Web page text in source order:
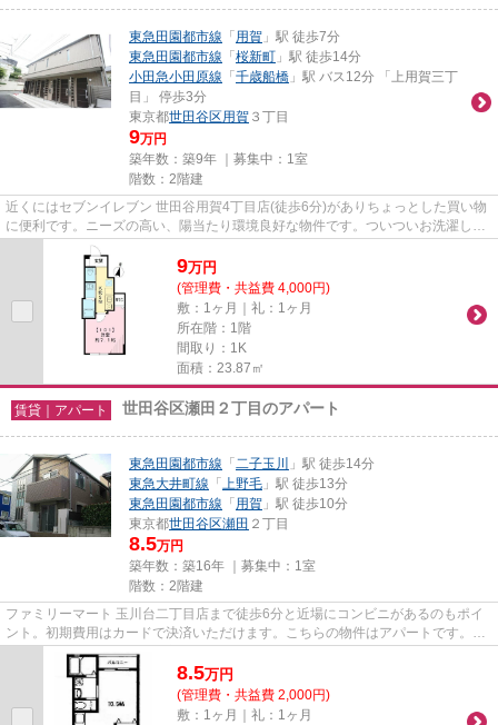
東急田園都市線 「用賀 」駅 徒歩7分
東急田園都市線 「桜新町 」駅 徒歩14分
小田急小田原線 「千歳船橋 」駅 バス12分 「上用賀三丁
目」 停歩3分
東京都世田谷区用賀 ３丁目
9万円
築年数：築9年 ｜募集中： 1室
階数：2階建
近くにはセブンイレブン 世田谷用賀4丁目店(徒歩6分)がありちょっとした買い物
に便利です。ニーズの高い、陽当たり環境良好な物件です。ついついお洗濯した
くなっちゃいますよ。高いニ...
9万円
(管理費・共益費 4,000円)
敷：1ヶ月｜礼：1ヶ月
所在階：1階
間取り：1K
面積：23.87㎡
賃貸｜アパート 世田谷区瀬田２丁目のアパート
東急田園都市線 「二子玉川
」駅 徒歩14分
東急大井町線 「 上野毛 」駅 徒歩13分
東急田園都市線 「用賀 」駅 徒歩10分
東京都世田谷区瀬田 ２丁目
8.5万円
築年数：築16年 ｜募集中： 1室
階数：2階建
ファミリーマート 玉川台二丁目店まで徒歩6分と近場にコンビニがあるのもポイ
ント。初期費用はカードで決済いただけます。こちらの物件はアパートです。物
件を選ぶ際には陽当たりの良...
8.5万円
(管理費・共益費 2,000円)
敷：1ヶ月｜礼：1ヶ月